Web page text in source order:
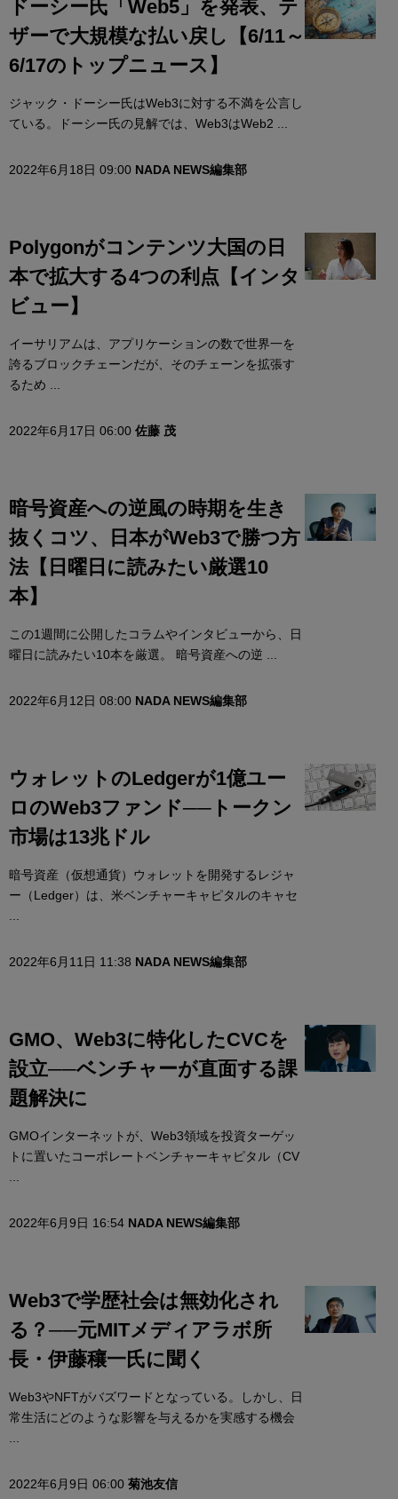
ドーシー氏「Web5」を発表、テ
ザーで大規模な払い戻し【6/11～
6/17のトップニュース】
ジャック・ドーシー氏はWeb3に対する不満を公言し
ている。ドーシー氏の見解では、Web3はWeb2 ...
2022年6月18日 09:00 NADA NEWS編集部
Polygonがコンテンツ大国の日
本で拡大する4つの利点【インタ
ビュー】
イーサリアムは、アプリケーションの数で世界一を
誇るブロックチェーンだが、そのチェーンを拡張す
るため ...
2022年6月17日 06:00 佐藤 茂
暗号資産への逆風の時期を生き
抜くコツ、日本がWeb3で勝つ方
法【日曜日に読みたい厳選10
本】
この1週間に公開したコラムやインタビューから、日
曜日に読みたい10本を厳選。 暗号資産への逆 ...
2022年6月12日 08:00 NADA NEWS編集部
ウォレットのLedgerが1億ユー
ロのWeb3ファンド──トークン
市場は13兆ドル
暗号資産（仮想通貨）ウォレットを開発するレジャ
ー（Ledger）は、米ベンチャーキャピタルのキャセ
2022年6月11日 11:38 NADA NEWS編集部
GMO、Web3に特化したCVCを
設立──ベンチャーが直面する課
題解決に
GMOインターネットが、Web3領域を投資ターゲッ
トに置いたコーポレートベンチャーキャピタル（CV
2022年6月9日 16:54 NADA NEWS編集部
Web3で学歴社会は無効化され
る？──元MITメディアラボ所
長・伊藤穰一氏に聞く
Web3やNFTがバズワードとなっている。しかし、日
常生活にどのような影響を与えるかを実感する機会
2022年6月9日 06:00 菊池友信